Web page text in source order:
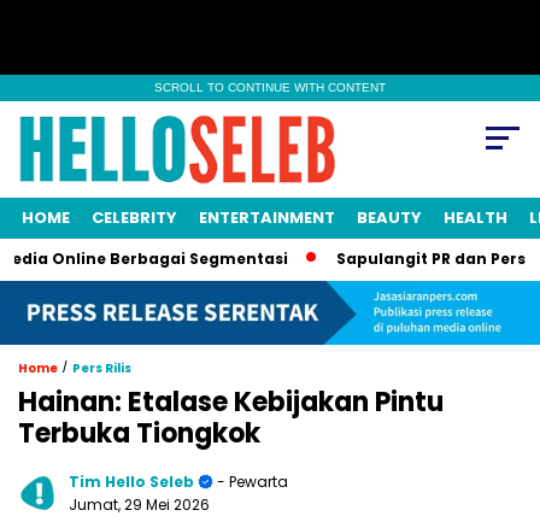
SCROLL TO CONTINUE WITH CONTENT
HOME CELEBRITY ENTERTAINMENT BEAUTY HEALTH
Berbagai Segmentasi Sapulangit PR dan
Home / Pers Rilis
Hainan: Etalase Kebijakan Pintu
Terbuka Tiongkok
Tim Hello Seleb
- Pewarta
Jumat, 29 Mei 2026